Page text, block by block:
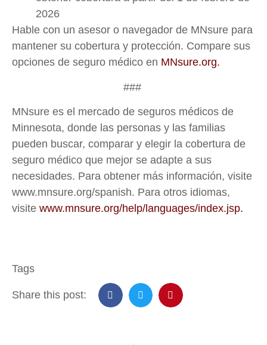
2026
Hable con un asesor o navegador de MNsure para
mantener su cobertura y protección. Compare sus
opciones de seguro médico en MNsure.org.
###
MNsure es el mercado de seguros médicos de
Minnesota, donde las personas y las familias
pueden buscar, comparar y elegir la cobertura de
seguro médico que mejor se adapte a sus
necesidades. Para obtener más información, visite
www.mnsure.org/spanish. Para otros idiomas,
visite www.mnsure.org/help/languages/index.jsp.
Tags
Share this post: